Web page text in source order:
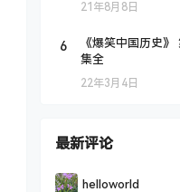
21年8月8日
6
《爆笑中国历史》
集全
22年3月4日
最新评论
helloworld